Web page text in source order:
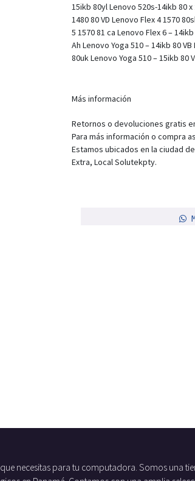
15ikb 80yl Lenovo 520s-14ikb 80
1480 80 VD Lenovo Flex 4 1570
5 1570 81 ca Lenovo Flex 6 –
Ah Lenovo Yoga 510 – 14ikb 80
80uk Lenovo Yoga 510 – 15ikb 80
Más información
Retornos o devoluciones gratis
Para más información o compra
Estamos ubicados en la ciudad
Extra, Local Solutekpty.
necesitas para tu computadora. Somos una